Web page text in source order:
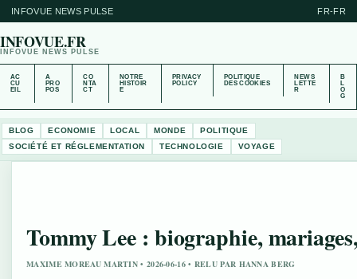
INFOVUE NEWS PULSE FR-FR
INFOVUE.FR
INFOVUE NEWS PULSE
AC
CU
EIL
A
PRO
POS
CO
NTA
CT
NOTRE
HISTOIR
E
PRIVACY
POLICY
POLITIQUE
DES COOKIES
NEWS
LETTE
R
B
L
O
G
BLOG ECONOMIE LOCAL MONDE
POLITIQUE
SOCIÉTÉ ET RÉGLEMENTATION
TECHNOLOGIE VOYAGE
Tommy Lee : biographie,
MAXIME MOREAU MARTIN • 2026-06-16 • RELU PAR HANNA BERG